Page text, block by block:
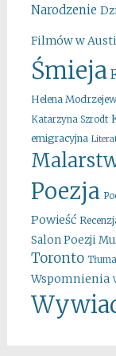
Narodzenie
Filmów w
Śmieja
Helena
Katarzyna Szrodt
emigracyjna
Poezja
Powieść
Salon Poezji
Toronto
Wspomnienia